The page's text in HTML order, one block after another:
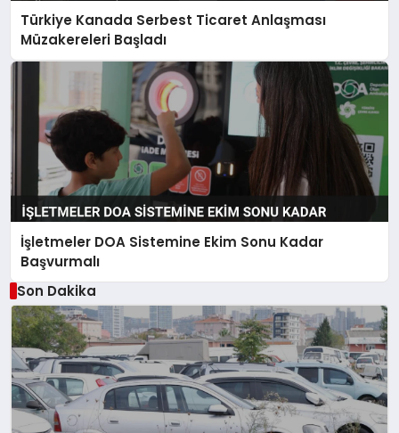
Türkiye Kanada Serbest Ticaret Anlaşması
Müzakereleri Başladı
İşletmeler DOA Sistemine Ekim Sonu Kadar
Başvurmalı
Son Dakika